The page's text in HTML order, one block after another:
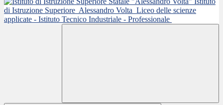
di Istruzione Superiore Alessandro Volta Liceo delle scienze
applicate - Istituto Tecnico Industriale - Professionale